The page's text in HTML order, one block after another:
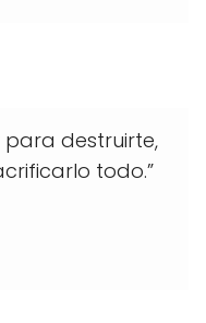
para destruirte,
todo.”